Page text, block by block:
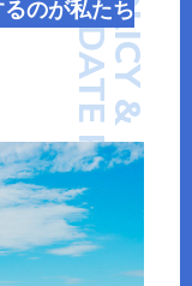
のが私たち